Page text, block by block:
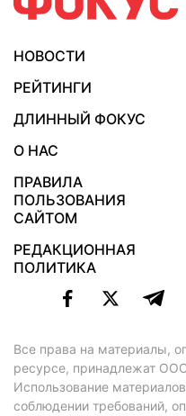
НОВОСТИ
РЕЙТИНГИ
ДЛИННЫЙ ФОКУС
О НАС
ПРАВИЛА
ПОЛЬЗОВАНИЯ
САЙТОМ
РЕДАКЦИОННАЯ
ПОЛИТИКА
Все права на материалы,
ресурсе, принадлежат
Использование
соблюдении требований,